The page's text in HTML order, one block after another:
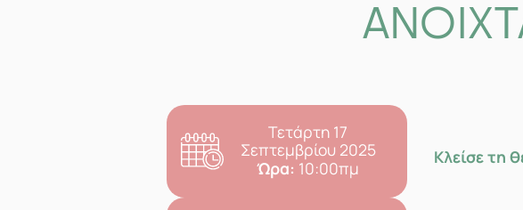
Τετάρτη 17
Σεπτεμβρίου 2025
Ώρα: 10:00πμ
Κλείσε τη